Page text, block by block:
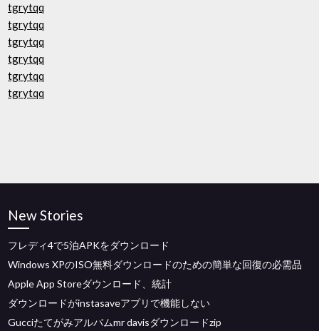
tgrytqq
tgrytqq
tgrytqq
tgrytqq
tgrytqq
tgrytqq
New Stories
フレディ4で5泊APKをダウンロード
Windows XPのISO無料ダウンロードのための簡単な回復の必需品
Apple App Storeダウンロード、統計
ダウンロードがinstasaveアプリで機能しない
Gucciたてがみアルバムmr davisダウンロードzip